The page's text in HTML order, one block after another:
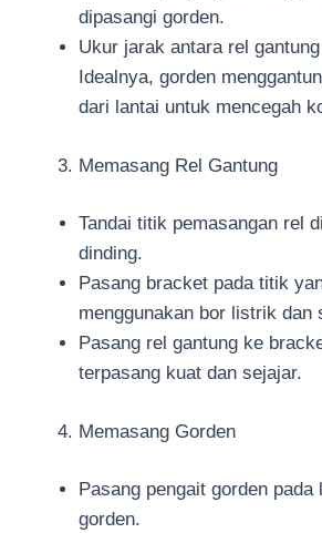
dipasangi gorden.
Ukur jarak antara rel
Idealnya, gorden
dari lantai untuk mencegah
Memasang Rel Gantung
Tandai titik pemasangan rel
dinding.
Pasang bracket pada titik
menggunakan bor listrik dan
Pasang rel gantung ke
terpasang kuat dan sejajar.
Memasang Gorden
Pasang pengait gorden pada
gorden.